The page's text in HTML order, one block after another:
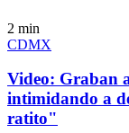
2 min
CDMX
Video: Graban
intimidando a
ratito"